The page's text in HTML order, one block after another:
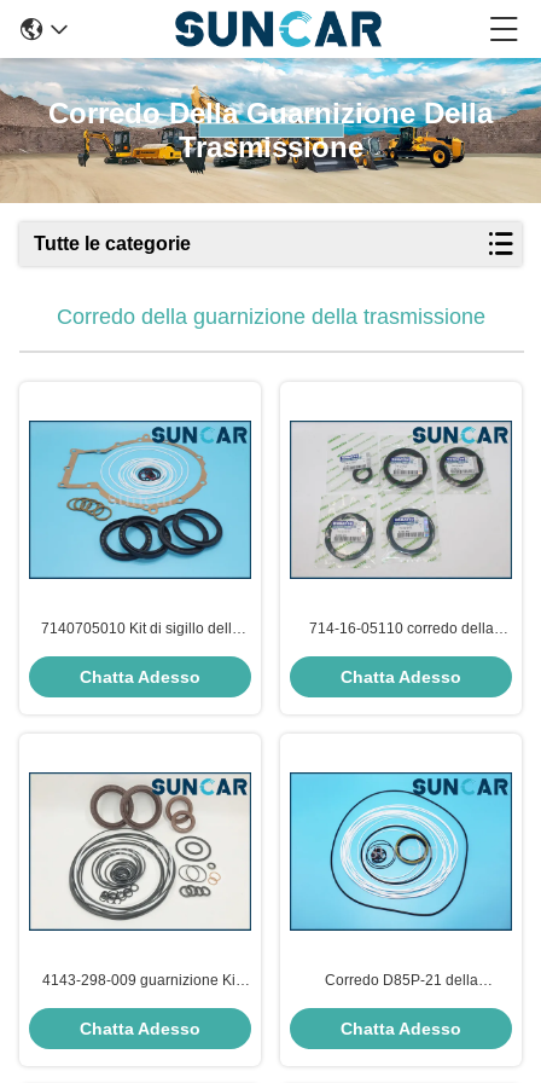
Corredo Della Guarnizione Della
Trasmissione
Tutte le categorie
Corredo della guarnizione della trasmissione
7140705010 Kit di sigillo della
ruote WA400-3 WA450-3
Komatsu
Chatta Adesso
714-16-05110 corredo della
WA300-3CS KOMATSU di
servizio di trasmissione
Chatta Adesso
4143-298-009 guarnizione Kit
SOLARE della trasmissione
Chatta Adesso
Corredo D85P-21 della
del bulldozer di KOMATSU per i
lavori di costruzione
Chatta Adesso